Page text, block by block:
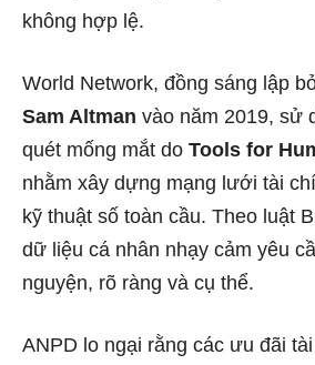
không hợp lệ.
World Network, đồng sáng lập
Sam Altman vào năm 2019, sử
quét mống mắt do Tools for
nhằm xây dựng mạng lưới tài
kỹ thuật số toàn cầu. Theo luật
dữ liệu cá nhân nhạy cảm yêu
nguyện, rõ ràng và cụ thể.
ANPD lo ngại rằng các ưu đãi